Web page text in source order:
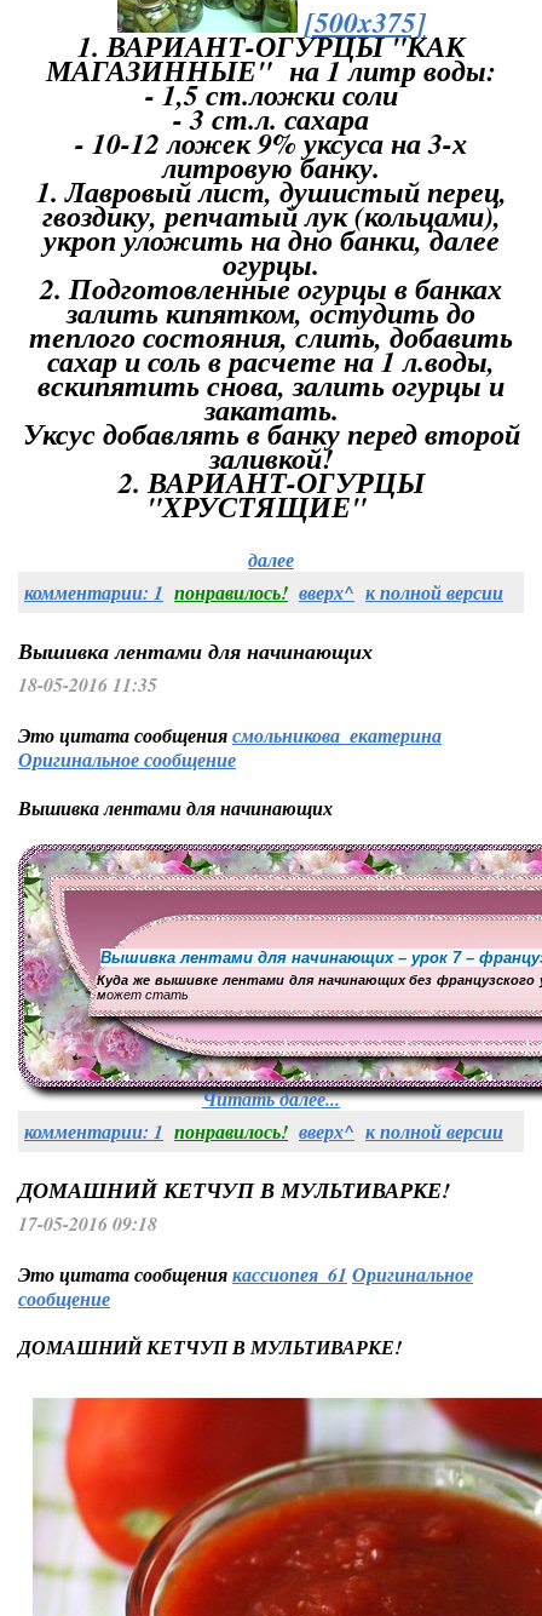
[500x375]
1. ВАРИАНТ-ОГУРЦЫ "КАК
МАГАЗИННЫЕ"на 1 литр воды:
- 1,5 ст.ложки соли
- 3 ст.л. сахара
- 10-12 ложек 9% уксуса на 3-х
литровую банку.
1. Лавровый лист, душистый перец,
гвоздику, репчатый лук (кольцами),
укроп уложить на дно банки, далее
огурцы.
2. Подготовленные огурцы в банках
залить кипятком, остудить до
теплого состояния, слить, добавить
сахар и соль в расчете на 1 л.воды,
вскипятить снова, залить огурцы и
закатать.
Уксус добавлять в банку перед второй
заливкой!
2. ВАРИАНТ-ОГУРЦЫ
"ХРУСТЯЩИЕ"
далее
комментарии: 1 понравилось! вверх^ к полной версии
Вышивка лентами для начинающих
18-05-2016 11:35
Это цитата сообщениясмольникова_екатерина
Оригинальное сообщение
Вышивка лентами для начинающих
Вышивка лентами для начинающих – урок 7 –
Куда же вышивке лентами для начинающих без французского
может стать
Читать далее...
комментарии: 1 понравилось! вверх^ к полной версии
ДОМАШНИЙ КЕТЧУП В МУЛЬТИВАРКЕ!
17-05-2016 09:18
Это цитата сообщениякассиопея_61 Оригинальное
сообщение
ДОМАШНИЙ КЕТЧУП В МУЛЬТИВАРКЕ!